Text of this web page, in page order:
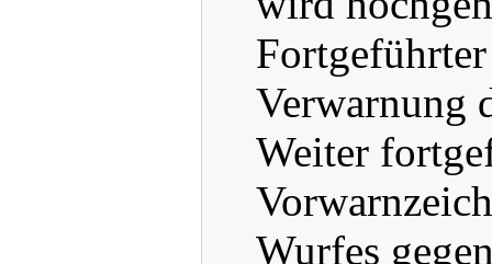
Fortgeführter
Verwarnung
Weiter
Wurfes